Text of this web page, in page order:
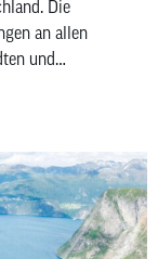
Die
an allen
und
für das